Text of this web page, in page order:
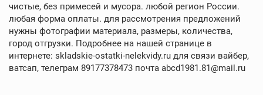
чистые, без примесей и мусора. любой регион России.
любая форма оплаты. для рассмотрения предложений
нужны фотографии материала, размеры, количества,
город отгрузки. Подробнее на нашей странице в
интернете: skladskie-ostatki-nelekvidy.ru для связи вайбер,
ватсап, телеграм 89177378473 почта abcd1981.81@mail.ru